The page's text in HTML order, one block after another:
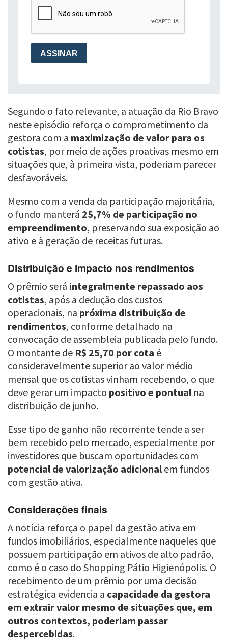
Segundo o fato relevante, a atuação da Rio Bravo
neste episódio reforça o comprometimento da
gestora com a maximização de valor para os
cotistas, por meio de ações proativas mesmo em
situações que, à primeira vista, poderiam parecer
desfavoráveis.
Mesmo com a venda da participação majoritária,
o fundo manterá 25,7% de participação no
empreendimento, preservando sua exposição ao
ativo e à geração de receitas futuras.
Distribuição e impacto nos rendimentos
O prêmio será integralmente repassado aos
cotistas, após a dedução dos custos
operacionais, na próxima distribuição de
rendimentos, conforme detalhado na
convocação de assembleia publicada pelo fundo.
O montante de R$ 25,70 por cota é
consideravelmente superior ao valor médio
mensal que os cotistas vinham recebendo, o que
deve gerar um impacto positivo e pontualna
distribuição de junho.
Esse tipo de ganho não recorrente tende a ser
bem recebido pelo mercado, especialmente por
investidores que buscam oportunidades com
potencial de valorização adicionalem fundos
com gestão ativa.
Considerações finais
A notícia reforça o papel da gestão ativa em
fundos imobiliários, especialmente naqueles que
possuem participação em ativos de alto padrão,
como é o caso do Shopping Pátio Higienópolis. O
recebimento de um prêmio por uma decisão
estratégica evidencia a capacidade da gestora
em extrair valor mesmo de situações que, em
outros contextos, poderiam passar
despercebidas.